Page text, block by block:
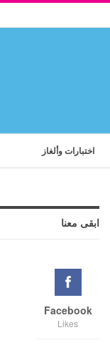
اختبارات وألغاز
ابقى معنا
Facebook
Likes